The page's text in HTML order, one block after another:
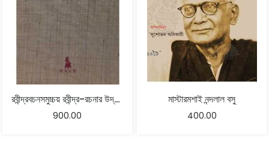
রবীন্দ্রবচনসমুচ্চয় রবীন্দ্র-রচনার উদ্ধৃতি সংকলন
900.00
মাস্টারমশাই নন্দলাল বসু
400.00